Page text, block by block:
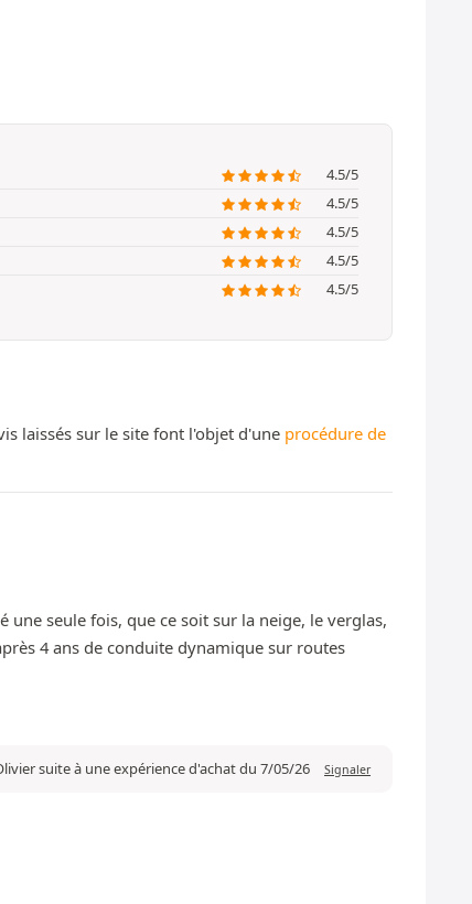
4.5/5
4.5/5
4.5/5
4.5/5
4.5/5
laissés sur le site font l'objet d'une procédure de
seule fois, que ce soit sur la neige, le verglas,
4 ans de conduite dynamique sur routes
suite à une expérience d'achat du 7/05/26 Signaler